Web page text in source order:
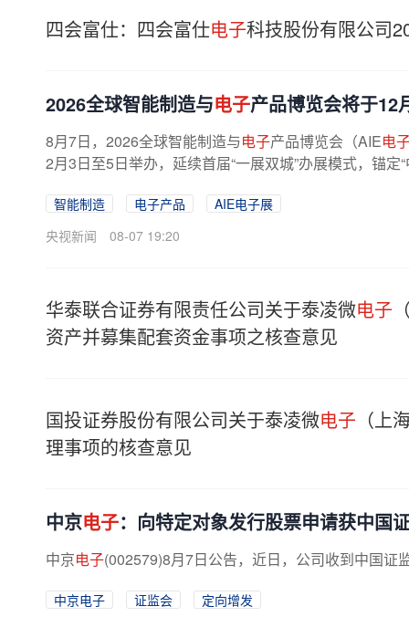
四会富仕：四会富仕电子科技股份有限公司
2026全球智能制造与电子产品博览会将于12
8月7日，2026全球智能制造与电子产品博览会（AIE电
2月3日至5日举办，延续首届“一展双城”办展模式，锚
智能制造 电子产品
AIE电子展
央视新闻
08-07 19:20
华泰联合证券有限责任公司关于泰凌微电子
资产并募集配套资金事项之核查意见
国投证券股份有限公司关于泰凌微电子 （
理事项的核查意见
中京电子：向特定对象发行股票申请获中国
中京电子(002579)8月7日公告，近日，公司收到中国
中京电子 证监会
定向增发